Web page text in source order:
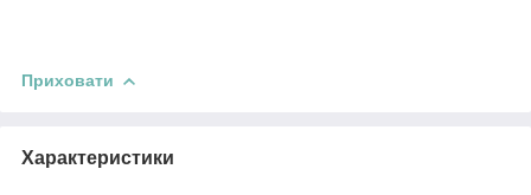
Приховати
Характеристики